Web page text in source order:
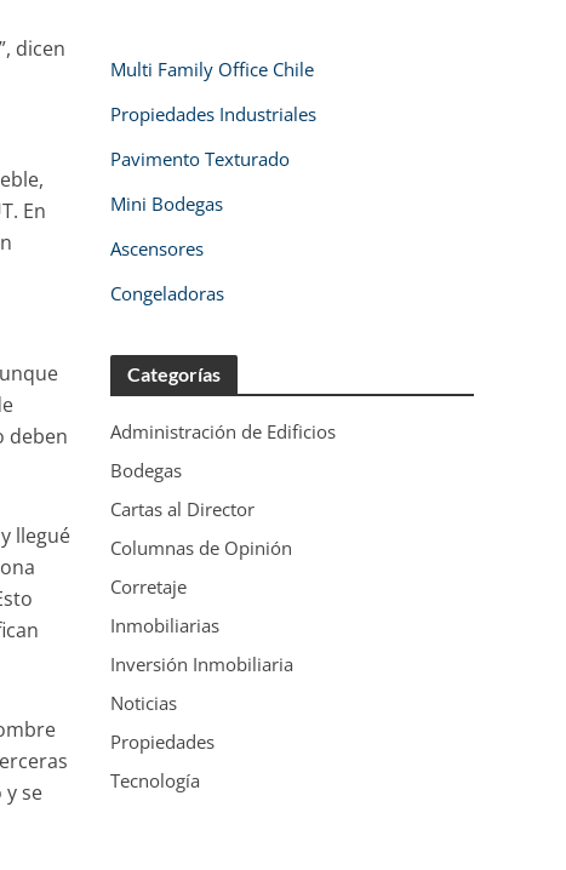
dicen
En
deben
llegué
y se
Multi Family Office Chile
Propiedades Industriales
Pavimento Texturado
Mini Bodegas
Ascensores
Congeladoras
Categorías
Administración de Edificios
Bodegas
Cartas al Director
Columnas de Opinión
Corretaje
Inmobiliarias
Inversión Inmobiliaria
Noticias
Propiedades
Tecnología